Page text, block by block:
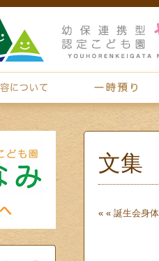
文集
« « 誕生会身